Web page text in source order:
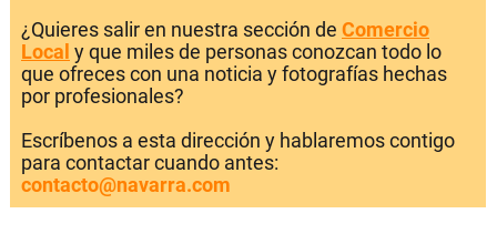
¿Quieres salir en nuestra sección de Comercio
Local y que miles de personas conozcan todo lo
que ofreces con una noticia y fotografías hechas
por profesionales?
Escríbenos a esta dirección y hablaremos contigo
para contactar cuando antes:
contacto@navarra.com